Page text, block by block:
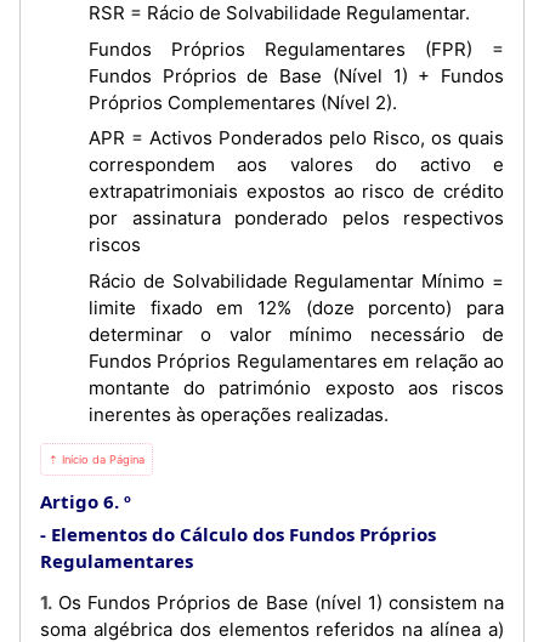
RSR = Rácio de Solvabilidade Regulamentar.
Fundos Próprios Regulamentares (FPR) =
Fundos Próprios de Base (Nível 1) + Fundos
Próprios Complementares (Nível 2).
APR = Activos Ponderados pelo Risco, os quais
correspondem aos valores do activo e
extrapatrimoniais expostos ao risco de crédito
por assinatura ponderado pelos respectivos
riscos
Rácio de Solvabilidade Regulamentar Mínimo =
limite fixado em 12% (doze porcento) para
determinar o valor mínimo necessário de
Fundos Próprios Regulamentares em relação ao
montante do património exposto aos riscos
inerentes às operações realizadas.
⇡ Início da Página
Artigo 6. º
Elementos do Cálculo dos Fundos Próprios
Regulamentares
1. Os Fundos Próprios de Base (nível 1) consistem na
soma algébrica dos elementos referidos na alínea a)